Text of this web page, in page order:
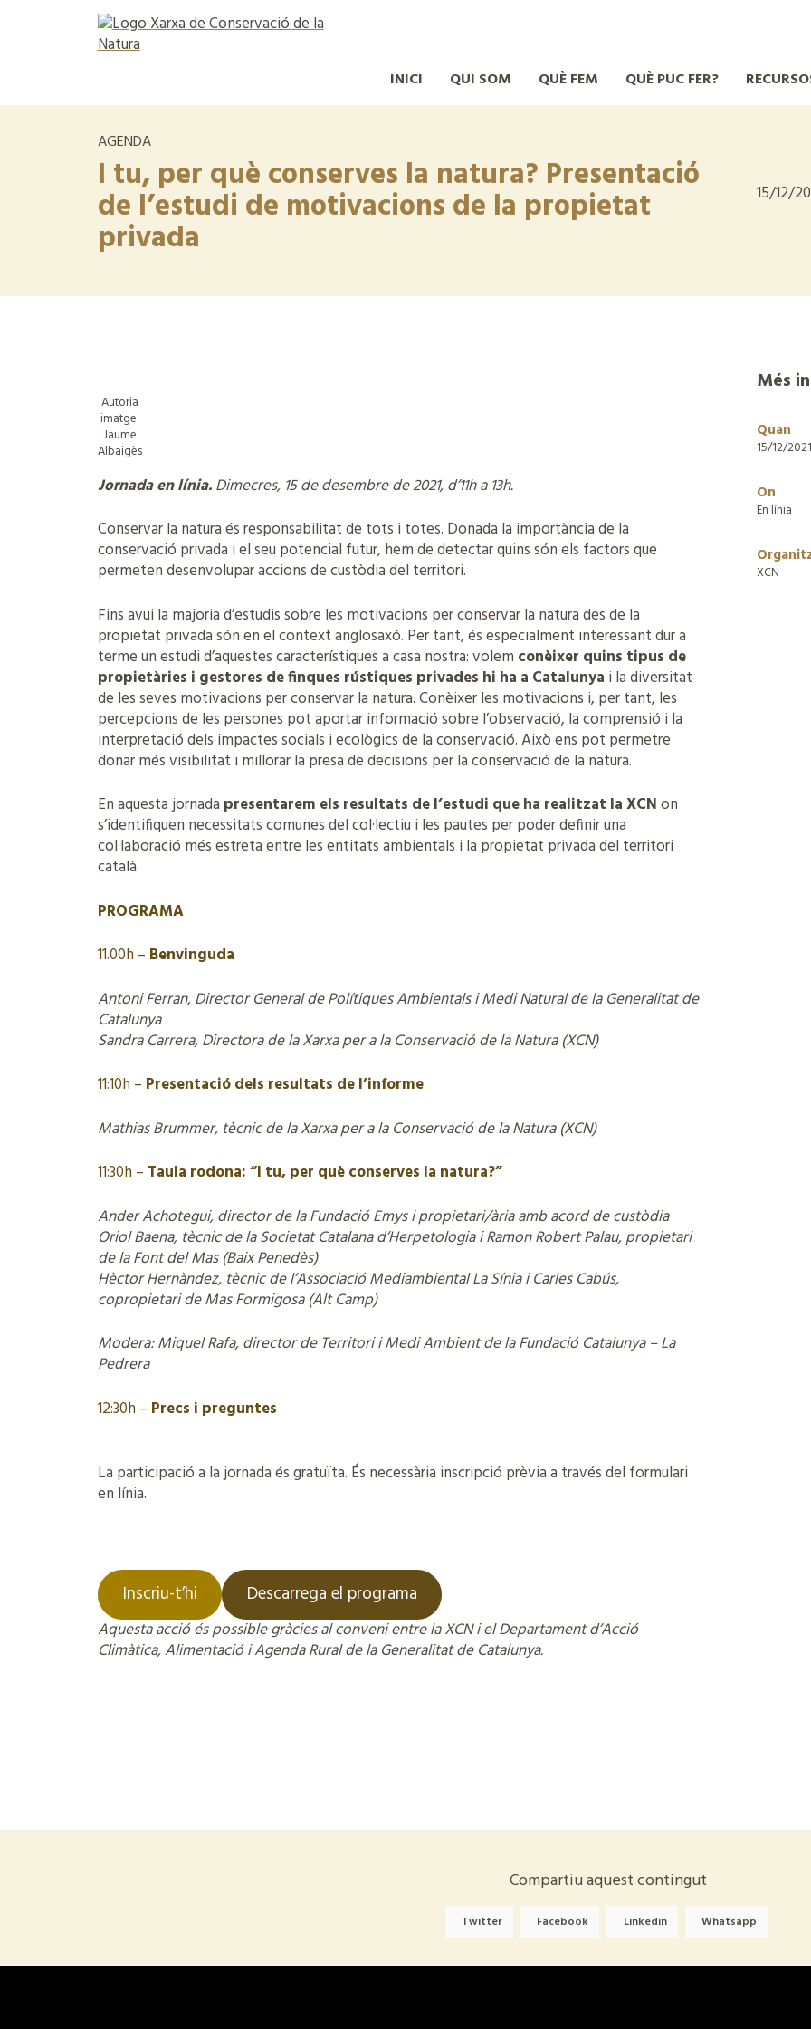
INICI QUI SOM QUÈ FEM QUÈ PUC FER?
AGENDA
I tu, per què conserves la natura? Presentació
de l’estudi de motivacions de la propietat
privada
15/12/
Autoria
imatge:
Jaume
Albaigès
Jornada en línia.Dimecres, 15 de desembre de 2021, d’11h a 13h.
Conservar la natura és responsabilitat de tots i totes. Donada la importància de la
conservació privada i el seu potencial futur, hem de detectar quins són els factors que
permeten desenvolupar accions de custòdia del territori.
Fins avui la majoria d’estudis sobre les motivacions per conservar la natura des de la
propietat privada són en el context anglosaxó. Per tant, és especialment interessant dur a
terme un estudi d’aquestes característiques a casa nostra: volem conèixer quins tipus de
propietàries i gestores de finques rústiques privades hi ha a Catalunya i la diversitat
de les seves motivacions per conservar la natura. Conèixer les motivacions i, per tant, les
percepcions de les persones pot aportar informació sobre l’observació, la comprensió i la
interpretació dels impactes socials i ecològics de la conservació. Això ens pot permetre
donar més visibilitat i millorar la presa de decisions per la conservació de la natura.
En aquesta jornada presentarem els resultats de l’estudi que ha realitzat la XCNon
s’identifiquen necessitats comunes del col·lectiu i les pautes per poder definir una
col·laboració més estreta entre les entitats ambientals i la propietat privada del territori
català.
PROGRAMA
11.00h – Benvinguda
Antoni Ferran, Director General de Polítiques Ambientals i Medi Natural de la Generalitat de
Catalunya
Sandra Carrera, Directora de la Xarxa per a la Conservació de la Natura (XCN)
11:10h – Presentació dels resultats de l’informe
Mathias Brummer, tècnic de la Xarxa per a la Conservació de la Natura (XCN)
11:30h – Taula rodona: “I tu, per què conserves la natura?”
Ander Achotegui, director de la Fundació Emys i propietari/ària amb acord de custòdia
Oriol Baena, tècnic de la Societat Catalana d’Herpetologia i Ramon Robert Palau, propietari
de la Font del Mas (Baix Penedès)
Hèctor Hernàndez, tècnic de l’Associació Mediambiental La Sínia i Carles Cabús,
copropietari de Mas Formigosa (Alt Camp)
Modera: Miquel Rafa, director de Territori i Medi Ambient de la Fundació Catalunya – La
Pedrera
12:30h – Precs i preguntes
La participació a la jornada és gratuïta. És necessària inscripció prèvia a través del formulari
en línia.
Inscriu-t’hi Descarrega el programa
Aquesta acció és possible gràcies al conveni entre la XCN i el Departament d’Acció
Climàtica, Alimentació i Agenda Rural de la Generalitat de Catalunya.
Més
Quan
15/12/2021
On
En línia
XCN
Compartiu aquest contingut
Twitter Facebook Linkedin Whatsapp